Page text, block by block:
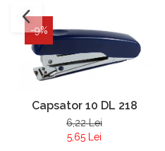
-9%
Capsator 10 DL 218
6,22 Lei
5,65 Lei